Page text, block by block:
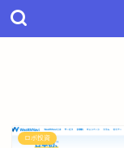
ロボ投資